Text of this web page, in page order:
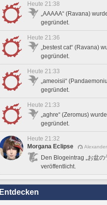
Heute 21:38
„AAAAA“ (Ravana)
gegründet.
Heute 21:36
„bestest cat“ (Ravana)
gegründet.
Heute 21:33
„ameoisii“
gegründet.
Heute 21:33
„aghre“ (Zeromus) wurde
gegründet.
Heute 21:32
Morgana Eclipse
Den Blogeintrag „お盆の
veröffentlicht.
Entdecken